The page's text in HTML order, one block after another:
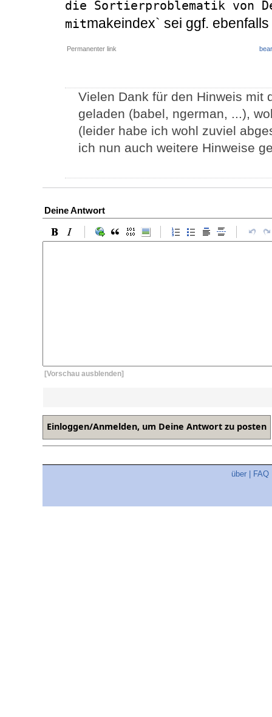
die Sortierproblematik von
mitmakeindex` sei ggf.
Permanenter link
Vielen Dank für den Hinweis mit
geladen (babel, ngerman, ...),
(leider habe ich wohl zuviel
ich nun auch weitere Hinweise
Deine Antwort
[Vorschau ausblenden]
über FAQ